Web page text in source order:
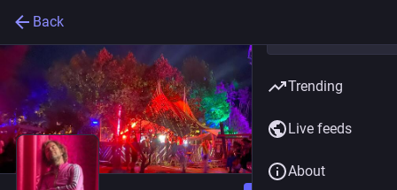
Back
Trending
Live feeds
About